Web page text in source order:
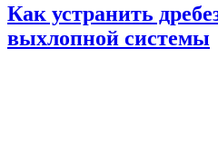
Как устранить
выхлопной системы